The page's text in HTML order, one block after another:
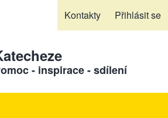
Kontakty Přihlásit se
- inspirace - sdílení